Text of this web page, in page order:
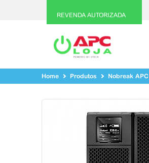
REVENDA AUTORIZADA
Home Produtos Nobreak APC